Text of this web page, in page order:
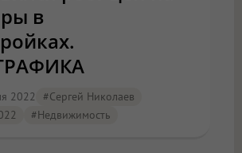
в
2022
#Сергей Николаев
#Недвижимость